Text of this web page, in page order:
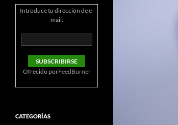
Introduce tu dirección de e-
mail:
Ofrecido porFeedBurner
CATEGORÍAS